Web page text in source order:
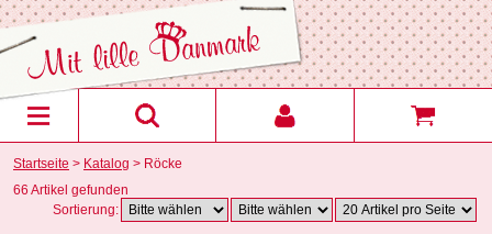
Startseite > Katalog > Röcke
66 Artikel gefunden
Sortierung: